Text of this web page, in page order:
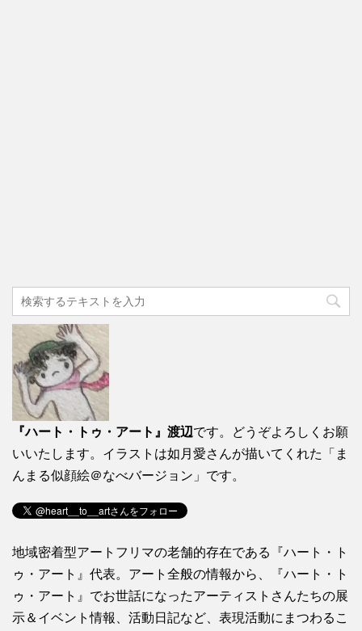
『ハート・トゥ・アート』渡辺です。どうぞよろしくお願
いいたします。イラストは如月愛さんが描いてくれた「ま
んまる似顔絵＠なべバージョン」です。
地域密着型アートフリマの老舗的存在である『ハート・ト
ゥ・アート』代表。アート全般の情報から、『ハート・ト
ゥ・アート』でお世話になったアーティストさんたちの展
示＆イベント情報、活動日記など、表現活動にまつわるこ